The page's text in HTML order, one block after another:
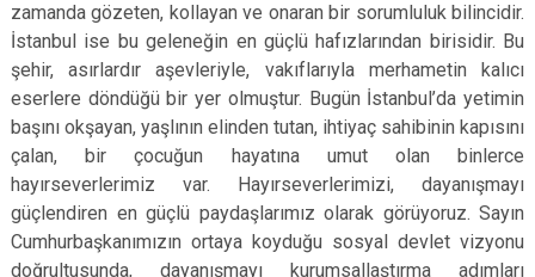
zamanda gözeten, kollayan ve onaran bir sorumluluk bilincidir.
İstanbul ise bu geleneğin en güçlü hafızlarından birisidir. Bu
şehir, asırlardır aşevleriyle, vakıflarıyla merhametin kalıcı
eserlere döndüğü bir yer olmuştur. Bugün İstanbul’da yetimin
başını okşayan, yaşlının elinden tutan, ihtiyaç sahibinin kapısını
çalan, bir çocuğun hayatına umut olan binlerce
hayırseverlerimiz var. Hayırseverlerimizi, dayanışmayı
güçlendiren en güçlü paydaşlarımız olarak görüyoruz. Sayın
Cumhurbaşkanımızın ortaya koyduğu sosyal devlet vizyonu
doğrultusunda, dayanışmayı kurumsallaştırma adımları